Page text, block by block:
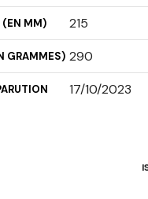
(EN MM) 215
GRAMMES) 290
17/10/2023